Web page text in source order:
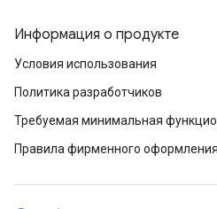
Информация о продукте
Условия использования
Политика разработчиков
Требуемая минимальная
Правила фирменного оформления